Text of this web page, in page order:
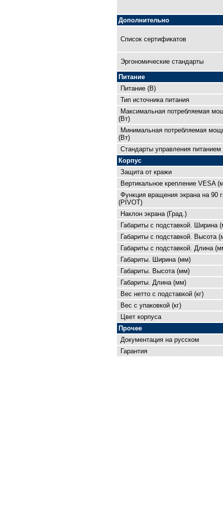
Дополнительно
Список сертификатов
Эргономические стандарты
Питание
Питание (В)
Тип источника питания
Максимальная потребляемая
(Вт)
Минимальная потребляемая
(Вт)
Cтандарты управления питанием
Корпус
Защита от кражи
Вертикальное крепление VESA
Функция вращения экрана на 90
(PIVOT)
Наклон экрана (Град.)
Габариты с подставкой. Ширина
Габариты с подставкой. Высота
Габариты с подставкой. Длина
Габариты. Ширина (мм)
Габариты. Высота (мм)
Габариты. Длина (мм)
Вес нетто с подставкой (кг)
Вес с упаковкой (кг)
Цвет корпуса
Прочее
Документация на русском
Гарантия